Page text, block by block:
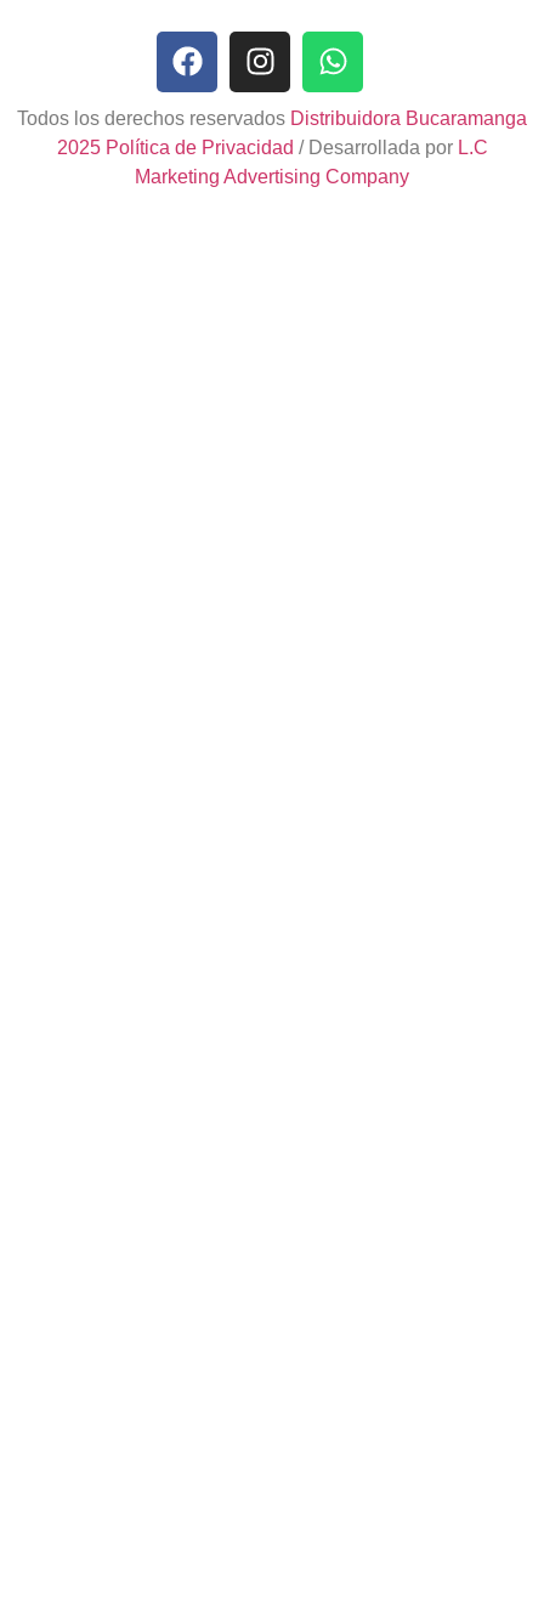
Todos los derechos reservados Distribuidora Bucaramanga
2025Política de Privacidad / Desarrollada porL.C
Marketing Advertising Company